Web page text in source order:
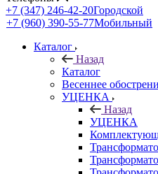
+7 (347) 246-42-20Городской
+7 (960) 390-55-77Мобильный
Каталог
Назад
Каталог
Весеннее
УЦЕНКА
Назад
УЦЕНКА